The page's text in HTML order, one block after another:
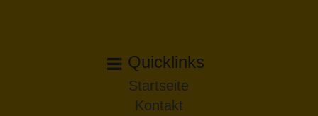
Quicklinks
Startseite
Kontakt